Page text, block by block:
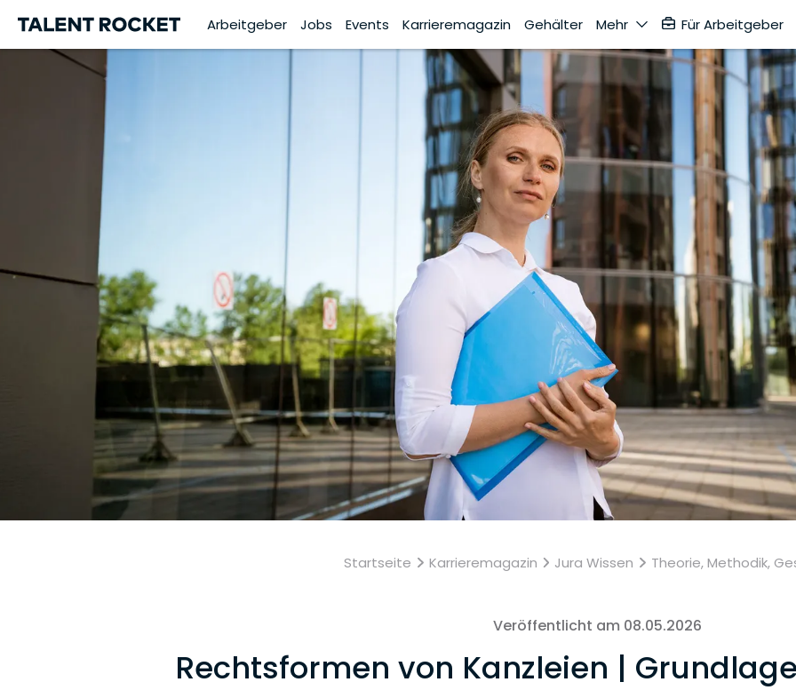
Arbeitgeber Jobs Events Karrieremagazin Gehälter Mehr Für Arbeitgeber
Startseite Karrieremagazin Jura Wissen Theorie, Methodik,
Veröffentlicht am 08.05.2026
Rechtsformen von Kanzleien |